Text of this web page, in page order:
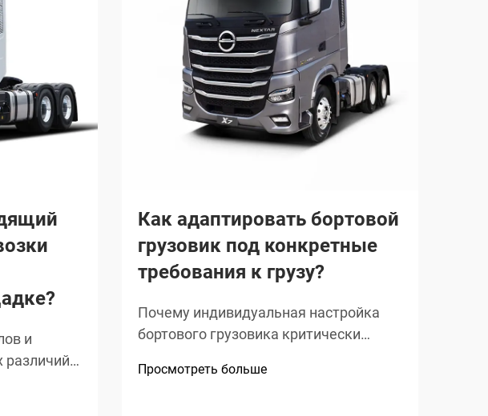
и
Как адаптировать бортовой
грузовик под конкретные
требования к грузу?
Почему индивидуальная настройка
бортового грузовика критически
производительности,
Просмотреть больше